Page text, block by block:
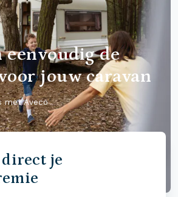
eenvoudig de
jouw caravan
met Aveco
je